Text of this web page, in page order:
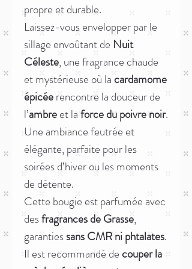
propre et durable.
Laissez-vous envelopper par le
sillage envoûtant de Nuit
Céleste, une fragrance chaude
et mystérieuse où la cardamome
épicéerencontre la douceur de
l’ambreet laforce du poivre noir.
Une ambiance feutrée et
élégante, parfaite pour les
soirées d’hiver ou les moments
de détente.
Cette bougie est parfumée avec
desfragrances de Grasse,
garantiessans CMR ni phtalates.
Il est recommandé de couper la